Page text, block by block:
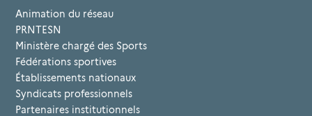
Animation du réseau
PRNTESN
Ministère chargé des Sports
Fédérations sportives
Établissements nationaux
Syndicats professionnels
Partenaires institutionnels